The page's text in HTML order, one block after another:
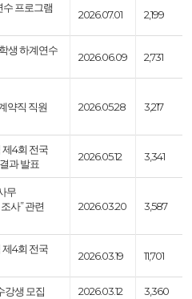
수 프로그램
2026.07.01 2,199
생 하계연수
2026.06.09 2,731
약직 직원
2026.05.28 3,217
제4회 전국
과 발표
2026.05.12 3,341
무
사” 관련
2026.03.20 3,587
제4회 전국
2026.03.19 11,701
강생 모집 2026.03.12 3,360